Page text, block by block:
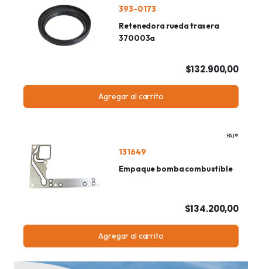
393-0173
Retenedora rueda trasera
370003a
$132.900,00
Agregar al carrito
PAI®
131649
Empaque bomba combustible
$134.200,00
Agregar al carrito